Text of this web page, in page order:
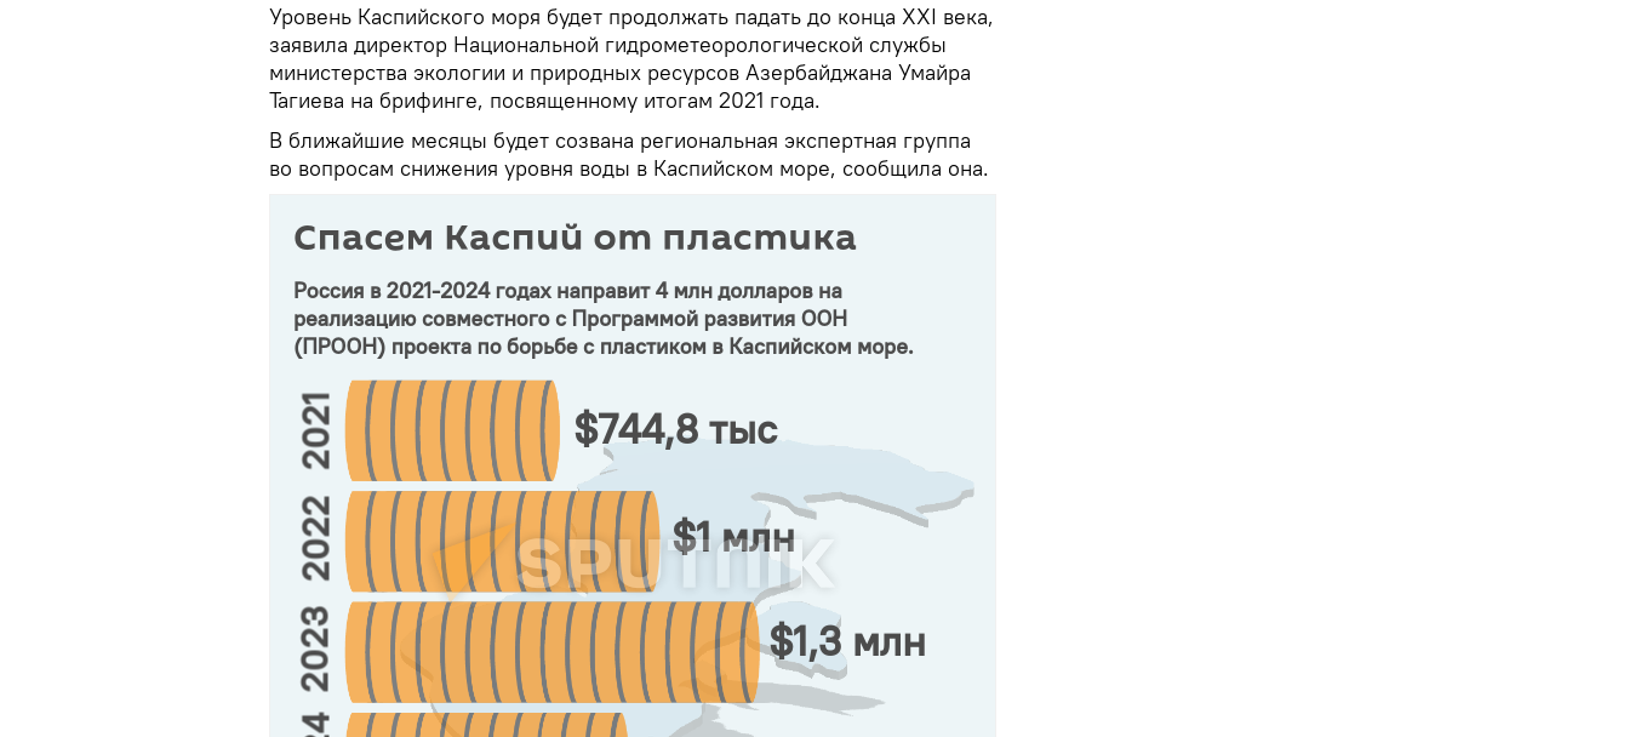
Уровень Каспийского моря будет продолжать падать до конца XXI века,
заявила директор Национальной гидрометеорологической службы
министерства экологии и природных ресурсов Азербайджана Умайра
Тагиева на брифинге, посвященному итогам 2021 года.
В ближайшие месяцы будет созвана региональная экспертная группа
во вопросам снижения уровня воды в Каспийском море, сообщила она.